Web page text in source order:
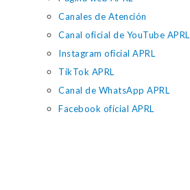
Canales de Atención
Canal oficial de YouTube APRL
Instagram oficial APRL
TikTok APRL
Canal de WhatsApp APRL
Facebook oficial APRL